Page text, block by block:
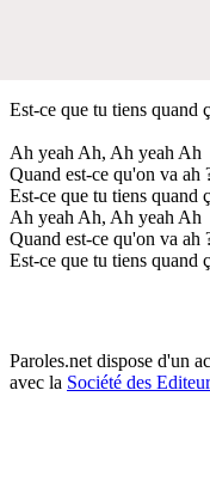
Est-ce que tu tiens quand
Ah yeah Ah, Ah yeah Ah
Quand est-ce qu'on va ah
Est-ce que tu tiens quand
Ah yeah Ah, Ah yeah Ah
Quand est-ce qu'on va ah
Est-ce que tu tiens quand
Paroles.net dispose d'un
avec la Société des